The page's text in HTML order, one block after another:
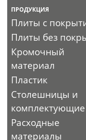
ПРОДУКЦИЯ
Плиты с
Плиты без
Кромочный
материал
Пластик
Столешницы и
комплектующие
Расходные
материалы